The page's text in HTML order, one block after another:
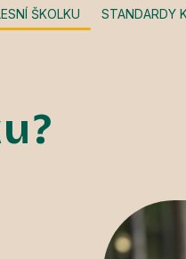
ŠKOLKU STANDARDY